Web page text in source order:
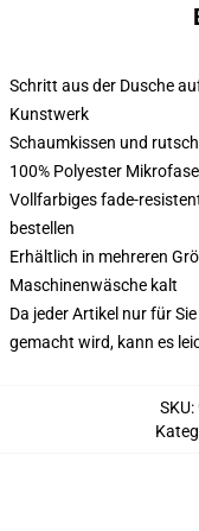
Schritt aus der Dusche
Kunstwerk
Schaumkissen und
100% Polyester
Vollfarbiges fade-
bestellen
Erhältlich in mehreren
Maschinenwäsche kalt
Da jeder Artikel nur für
gemacht wird, kann es
SKU: